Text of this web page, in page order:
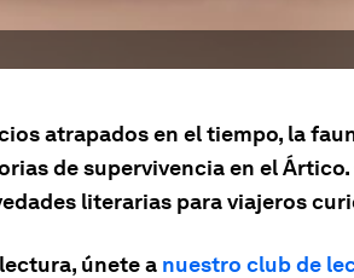
atrapados en el tiempo, la
de supervivencia en el
literarias para viajeros
únete a nuestro club de